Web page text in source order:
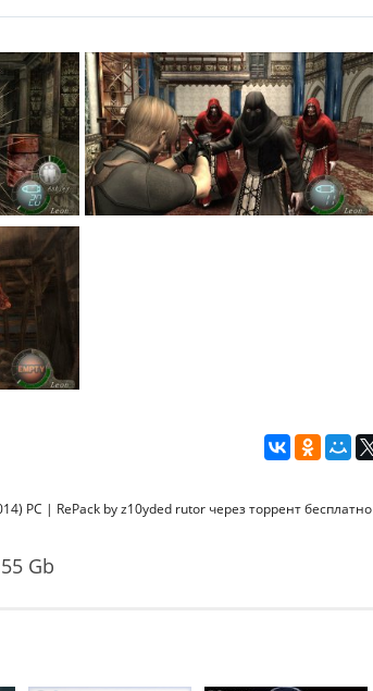
PC | RePack by z10yded rutor через торрент бесплатно
Gb